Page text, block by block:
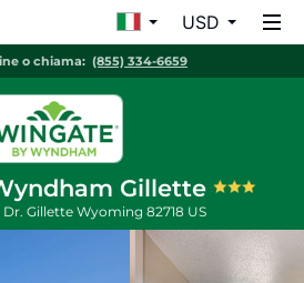
USD
o chiama: (855) 334-6659
Gillette
Dr. Gillette Wyoming 82718 US